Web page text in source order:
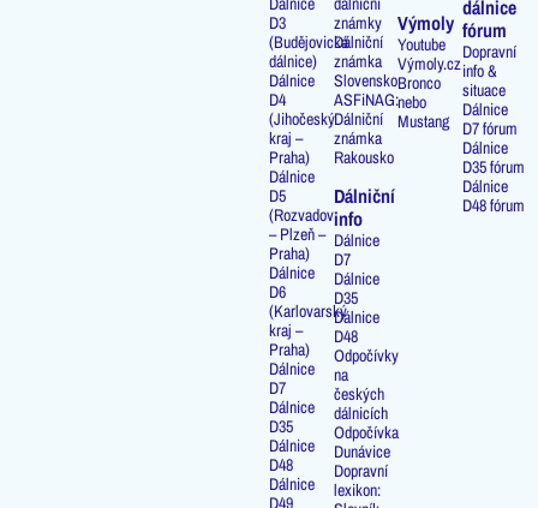
D3
(Budějovická
dálnice)
Dálnice
D4
(Jihočeský
kraj –
Praha)
Dálnice
D5
(Rozvadov
– Plzeň –
Praha)
Dálnice
D6
(Karlovarský
kraj –
Praha)
Dálnice
D7
Dálnice
D35
Dálnice
D48
Dálnice
D49
známky
Dálniční
známka
Slovensko
ASFiNAG:
Dálniční
známka
Rakousko
Dálniční
info
Dálnice
D7
Dálnice
D35
Dálnice
D48
Odpočívky
na
českých
dálnicích
Odpočívka
Dunávice
Dopravní
lexikon:
Výmoly
Youtube
Výmoly.cz
Bronco
nebo
Mustang
dálnice
fórum
Dopravní
info &
situace
Dálnice
D7 fórum
Dálnice
D35 fórum
Dálnice
D48 fórum